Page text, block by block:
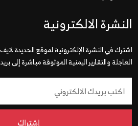
النشرة الالكترونية
اشترك في النشرة الإلكترونية لموقع الحديدة
العاجلة والتقارير اليمنية الموثوقة مباشرة إلى
إشتراك